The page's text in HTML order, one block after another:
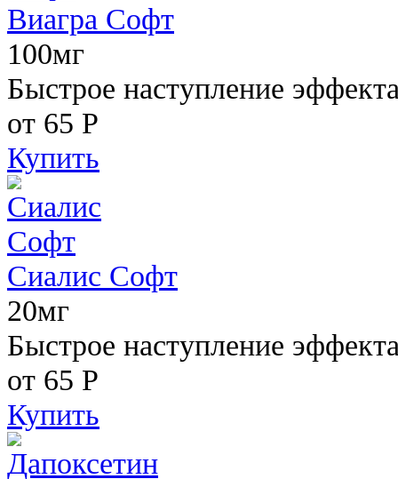
Виагра Софт
100мг
Быстрое наступление
от 65 Р
Купить
Сиалис Софт
20мг
Быстрое наступление
от 65 Р
Купить